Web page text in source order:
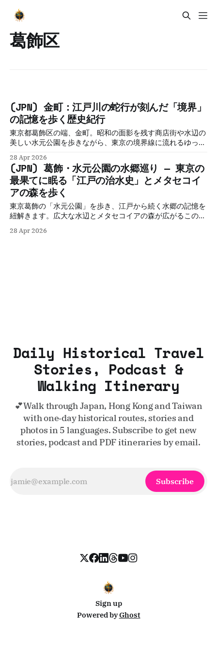
葛飾区
(JPN) 金町：江戸川の蛇行が刻んだ「境界」
の記憶を歩く歴史紀行
東京都葛飾区の端、金町。昭和の面影を残す商店街や水辺の
美しい水元公園を歩きながら、東京の境界線に流れるゆった
28 Apr 2026
(JPN) 葛飾・水元公園の水郷巡り — 東京の
最果てに眠る「江戸の治水史」とメタセコイ
アの森を歩く
東京葛飾の「水元公園」を歩き、江戸から続く水郷の記憶を
紐解きます。広大な水辺とメタセコイアの森が広がるこの地
離れ、歴史と自然が交差する「水の郷」の魅力を凝縮した紀
28 Apr 2026
Daily Historical Travel
Stories, Podcast &
Walking Itinerary
💕Walk through Japan, Hong Kong and Taiwan
with one‑day historical routes, stories and
photos in 5 languages. Subscribe to get new
stories, podcast and PDF itineraries by email.
Subscribe
Sign up
Powered byGhost